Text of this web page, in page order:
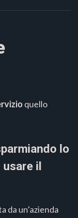
quello
lo
il
da un’azienda